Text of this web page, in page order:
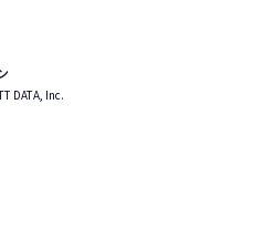
DATA, Inc.